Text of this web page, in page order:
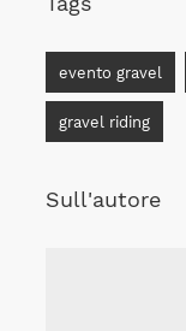
evento gravel
gravel riding
Sull'autore